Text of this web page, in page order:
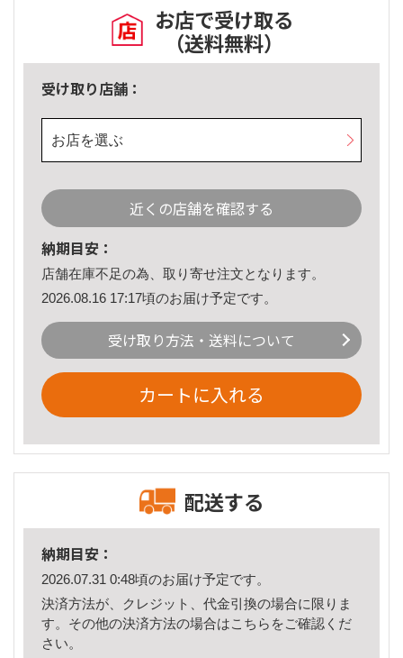
お店で受け取る
（送料無料）
受け取り店舗：
お店を選ぶ
近くの店舗を確認する
納期目安：
店舗在庫不足の為、取り寄せ注文となります。
2026.08.16 17:17頃のお届け予定です。
受け取り方法・送料について
カートに入れる
配送する
納期目安：
2026.07.31 0:48頃のお届け予定です。
決済方法が、クレジット、代金引換の場合に限りま
す。その他の決済方法の場合はこちら をご確認くだ
さい。